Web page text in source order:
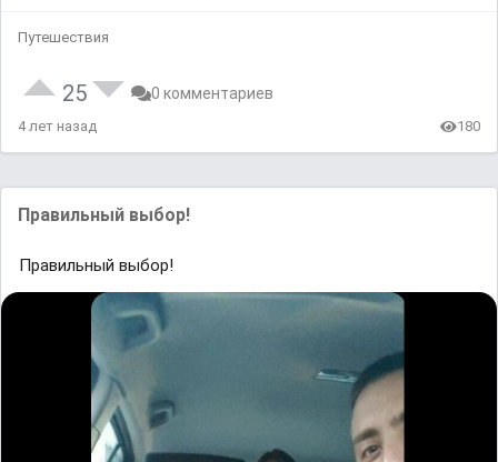
Путешествия
25 0 комментариев
4 лет назад 180
Правильный выбор!
Правильный выбор!